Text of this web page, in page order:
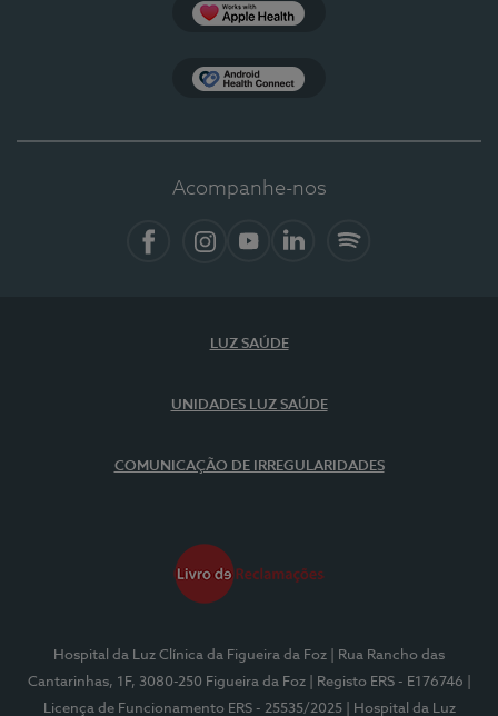
Acompanhe-nos
LUZ SAÚDE
UNIDADES LUZ SAÚDE
COMUNICAÇÃO DE IRREGULARIDADES
Hospital da Luz Clínica da Figueira da Foz
| Rua Rancho das
Cantarinhas, 1F, 3080-250 Figueira da Foz
| Registo ERS - E176746
Licença de Funcionamento ERS - 25535/2025
| Hospital da Luz